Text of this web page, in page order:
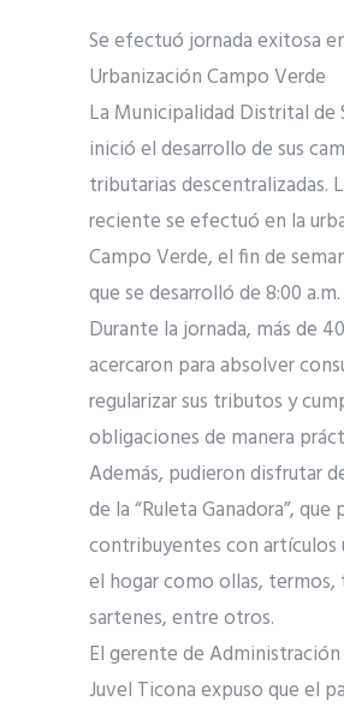
Se efectuó jornada exitosa
Urbanización Campo Verde
La Municipalidad Distrital de
inició el desarrollo de sus
tributarias descentralizadas.
reciente se efectuó en la
Campo Verde, el fin de
que se desarrolló de 8:00 a.m.
Durante la jornada, más de
acercaron para absolver
regularizar sus tributos y
obligaciones de manera
Además, pudieron disfrutar
de la “Ruleta Ganadora”, que
contribuyentes con artículos
el hogar como ollas,
sartenes, entre otros.
El gerente de
Juvel Ticona expuso que el